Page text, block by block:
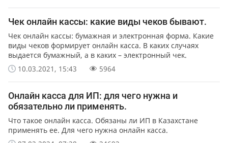
Чек онлайн кассы: какие виды чеков бывают.
Чек онлайн кассы: бумажная и электронная форма. Какие
виды чеков формирует онлайн касса. В каких случаях
выдается бумажный, а в каких – электронный чек.
10.03.2021, 15:43
5964
Онлайн касса для ИП: для чего нужна и
обязательно ли применять.
Что такое онлайн касса. Обязаны ли ИП в Казахстане
применять ее. Для чего нужна онлайн касса.